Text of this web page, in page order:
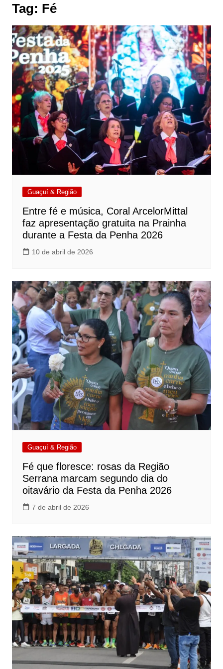
Tag: Fé
Guaçuí & Região
Entre fé e música, Coral ArcelorMittal
faz apresentação gratuita na Prainha
durante a Festa da Penha 2026
10 de abril de 2026
Guaçuí & Região
Fé que floresce: rosas da Região
Serrana marcam segundo dia do
oitavário da Festa da Penha 2026
7 de abril de 2026